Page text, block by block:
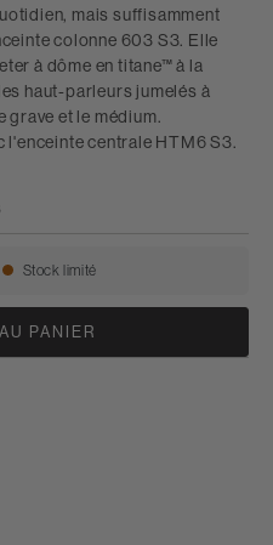
mais suffisamment
colonne 603 S3. Elle
à dôme en titane™ à la
haut-parleurs jumelés à
grave et le médium.
l'enceinte centrale HTM6 S3.
Disponibilité:
Stock limité
PANIER